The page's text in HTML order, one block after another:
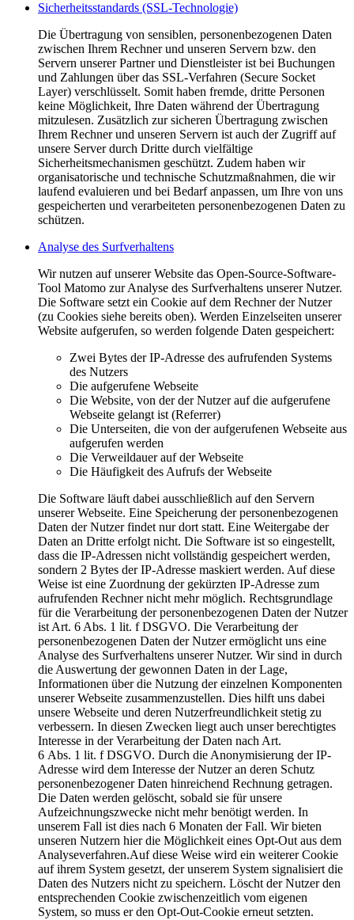
Sicherheitsstandards (SSL-Technologie)
Die Übertragung von sensiblen, personenbezogenen Daten
zwischen Ihrem Rechner und unseren Servern bzw. den
Servern unserer Partner und Dienstleister ist bei Buchungen
und Zahlungen über das SSL-Verfahren (Secure Socket
Layer) verschlüsselt. Somit haben fremde, dritte Personen
keine Möglichkeit, Ihre Daten während der Übertragung
mitzulesen. Zusätzlich zur sicheren Übertragung zwischen
Ihrem Rechner und unseren Servern ist auch der Zugriff auf
unsere Server durch Dritte durch vielfältige
Sicherheitsmechanismen geschützt. Zudem haben wir
organisatorische und technische Schutzmaßnahmen, die wir
laufend evaluieren und bei Bedarf anpassen, um Ihre von uns
gespeicherten und verarbeiteten personenbezogenen Daten zu
schützen.
Analyse des Surfverhaltens
Wir nutzen auf unserer Website das Open-Source-Software-
Tool Matomo zur Analyse des Surfverhaltens unserer Nutzer.
Die Software setzt ein Cookie auf dem Rechner der Nutzer
(zu Cookies siehe bereits oben). Werden Einzelseiten unserer
Website aufgerufen, so werden folgende Daten gespeichert:
Zwei Bytes der IP-Adresse des aufrufenden Systems
des Nutzers
Die aufgerufene Webseite
Die Website, von der der Nutzer auf die aufgerufene
Webseite gelangt ist (Referrer)
Die Unterseiten, die von der aufgerufenen Webseite aus
aufgerufen werden
Die Verweildauer auf der Webseite
Die Häufigkeit des Aufrufs der Webseite
Die Software läuft dabei ausschließlich auf den Servern
unserer Webseite. Eine Speicherung der personenbezogenen
Daten der Nutzer findet nur dort statt. Eine Weitergabe der
Daten an Dritte erfolgt nicht. Die Software ist so eingestellt,
dass die IP-Adressen nicht vollständig gespeichert werden,
sondern 2 Bytes der IP-Adresse maskiert werden. Auf diese
Weise ist eine Zuordnung der gekürzten IP-Adresse zum
aufrufenden Rechner nicht mehr möglich. Rechtsgrundlage
für die Verarbeitung der personenbezogenen Daten der Nutzer
ist Art. 6 Abs. 1 lit. f DSGVO. Die Verarbeitung der
personenbezogenen Daten der Nutzer ermöglicht uns eine
Analyse des Surfverhaltens unserer Nutzer. Wir sind in durch
die Auswertung der gewonnen Daten in der Lage,
Informationen über die Nutzung der einzelnen Komponenten
unserer Webseite zusammenzustellen. Dies hilft uns dabei
unsere Webseite und deren Nutzerfreundlichkeit stetig zu
verbessern. In diesen Zwecken liegt auch unser berechtigtes
Interesse in der Verarbeitung der Daten nach Art.
6 Abs. 1 lit. f DSGVO. Durch die Anonymisierung der IP-
Adresse wird dem Interesse der Nutzer an deren Schutz
personenbezogener Daten hinreichend Rechnung getragen.
Die Daten werden gelöscht, sobald sie für unsere
Aufzeichnungszwecke nicht mehr benötigt werden. In
unserem Fall ist dies nach 6 Monaten der Fall. Wir bieten
unseren Nutzern hier die Möglichkeit eines Opt-Out aus dem
Analyseverfahren.Auf diese Weise wird ein weiterer Cookie
auf ihrem System gesetzt, der unserem System signalisiert die
Daten des Nutzers nicht zu speichern. Löscht der Nutzer den
entsprechenden Cookie zwischenzeitlich vom eigenen
System, so muss er den Opt-Out-Cookie erneut setzten.